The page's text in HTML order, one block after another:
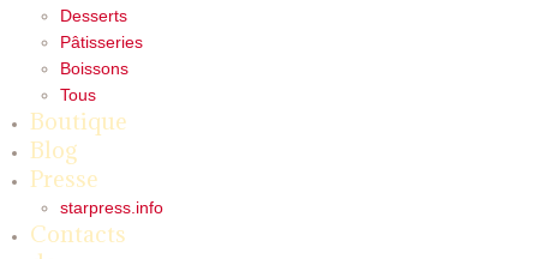
Desserts
Pâtisseries
Boissons
Tous
Boutique
Blog
Presse
starpress.info
Contacts